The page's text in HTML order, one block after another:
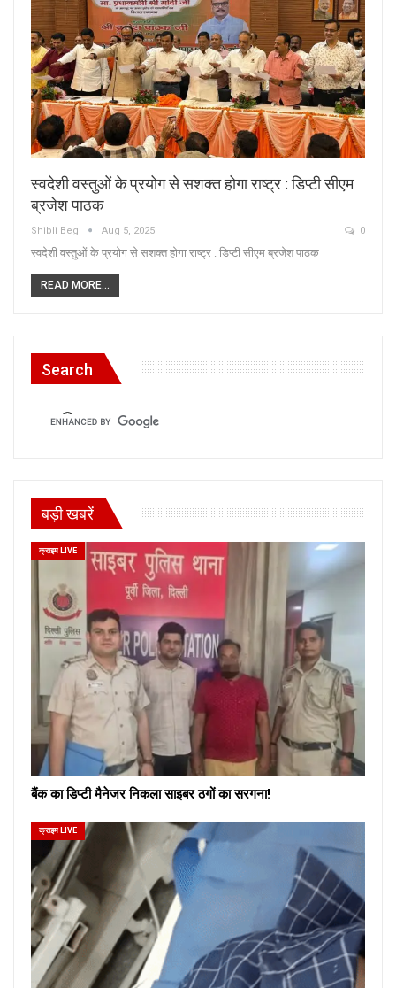
स्वदेशी वस्तुओं के प्रयोग से सशक्त होगा राष्ट्र : डिप्टी सीएम
ब्रजेश पाठक
Shibli Beg Aug 5, 2025 0
स्वदेशी वस्तुओं के प्रयोग से सशक्त होगा राष्ट्र : डिप्टी सीएम ब्रजेश पाठक
READ MORE...
Search
बड़ी खबरें
क्राइम LIVE
बैंक का डिप्टी मैनेजर निकला साइबर ठगों का सरगना!
क्राइम LIVE